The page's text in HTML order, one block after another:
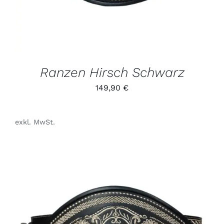
DIE
GEWÄHLT
WERDEN
Ranzen Hirsch Schwarz
149,90 €
exkl. MwSt.